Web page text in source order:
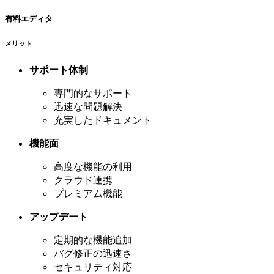
有料エディタ
メリット
サポート体制
専門的なサポート
迅速な問題解決
充実したドキュメント
機能面
高度な機能の利用
クラウド連携
プレミアム機能
アップデート
定期的な機能追加
バグ修正の迅速さ
セキュリティ対応